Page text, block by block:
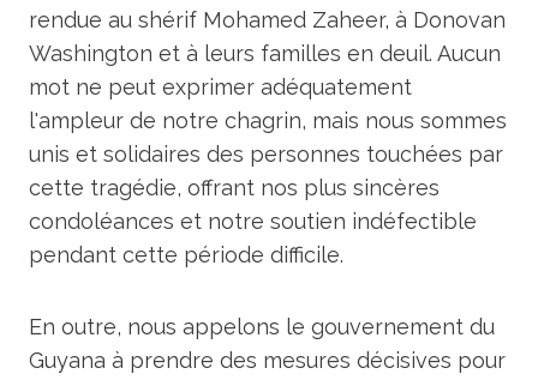
rendue au shérif Mohamed Zaheer, à Donovan
Washington et à leurs familles en deuil. Aucun
mot ne peut exprimer adéquatement
l'ampleur de notre chagrin, mais nous sommes
unis et solidaires des personnes touchées par
cette tragédie, offrant nos plus sincères
condoléances et notre soutien indéfectible
pendant cette période difficile.
En outre, nous appelons le gouvernement du
Guyana à prendre des mesures décisives pour